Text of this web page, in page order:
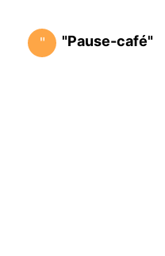
" "Pause-café"